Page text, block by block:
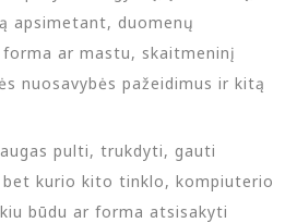
apsimetant, duomenų
ar mastu, skaitmeninį
nuosavybės pažeidimus ir kitą
pulti, trukdyti, gauti
kurio kito tinklo, kompiuterio
būdu ar forma atsisakyti